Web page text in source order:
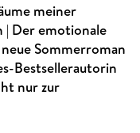
meiner
| Der emotionale
Sommerroman
Bestsellerautorin
nur zur